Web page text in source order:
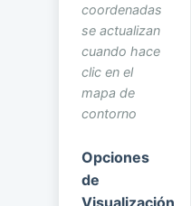
coordenadas
se actualizan
cuando hace
clic en el
mapa de
contorno
Opciones
de
Visualización